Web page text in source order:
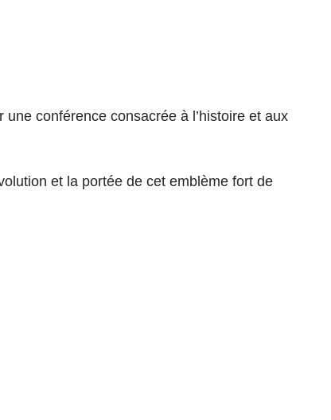
une conférence consacrée à l’histoire et aux
et la portée de cet emblème fort de